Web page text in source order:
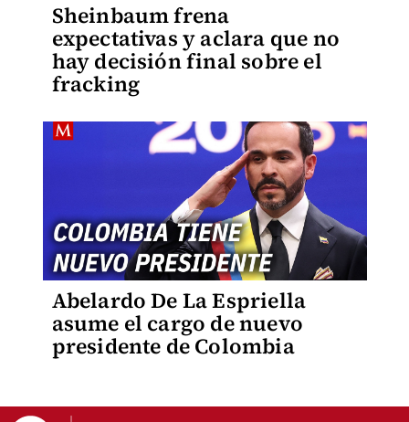
Sheinbaum frena
expectativas y aclara que no
hay decisión final sobre el
fracking
Abelardo De La Espriella
asume el cargo de nuevo
presidente de Colombia